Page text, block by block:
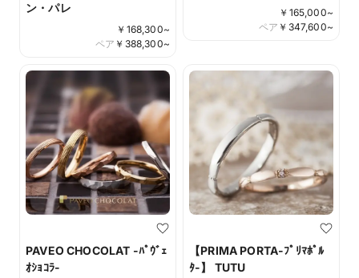
ン・パレ
￥ 168,300~
￥ 388,300~
ペア
￥ 165,000~
￥ 347,600~
ペア
PAVEO CHOCOLAT -ﾊﾟｳﾞｪ
ｵｼｮｺﾗ-
【PRIMA PORTA-ﾌﾟﾘﾏﾎﾟﾙ
ﾀ-】 TUTU